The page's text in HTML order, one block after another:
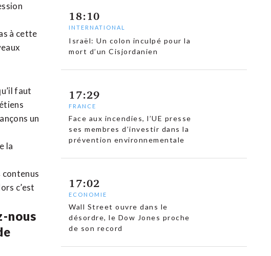
à cette
faut
un
la
contenus
c’est
nous
18:10
INTERNATIONAL
Israël: Un colon inculpé pour la
mort d’un Cisjordanien
17:29
FRANCE
Face aux incendies, l’UE presse
ses membres d’investir dans la
prévention environnementale
17:02
ECONOMIE
Wall Street ouvre dans le
désordre, le Dow Jones proche
de son record